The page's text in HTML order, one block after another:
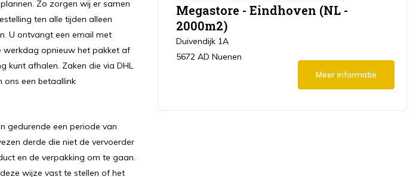
Zo zorgen wij er samen
ten alle tijden alleen
U ontvangt een email met
werkdag opnieuw het pakket af
kunt afhalen. Zaken die via DHL
ons een betaallink
gedurende een periode van
derde die niet de vervoerder
en de verpakking om te gaan.
wijze vast te stellen of het
Megastore - Eindhoven (NL -
2000m2)
Duivendijk 1A
5672 AD Nuenen
Meer informatie